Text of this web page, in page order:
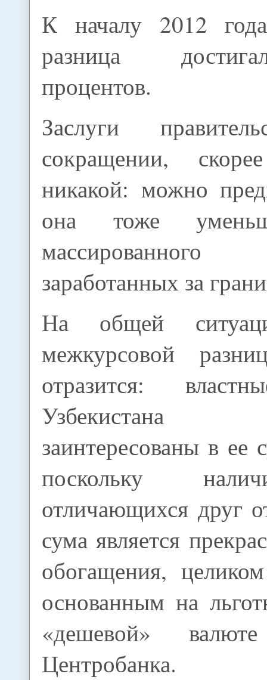
К началу 2012
разница
процентов.
Заслуги
сокращении,
никакой: можно
она тоже
заработанных за
На общей
межкурсовой
отразится:
Узбекистана
заинтересованы в ее
поскольку
отличающихся друг
сума является
обогащения,
основанным на
«дешевой»
Центробанка.